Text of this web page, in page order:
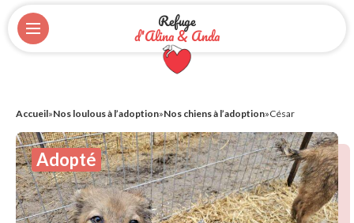
Refuge
d'Alina & Anda
Accueil»Nos loulous à l’adoption»Nos chiens à l’adoption»César
Adopté